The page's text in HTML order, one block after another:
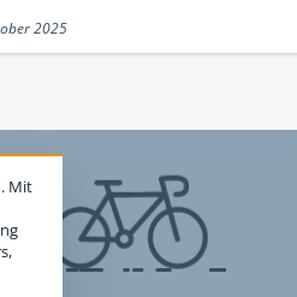
2025
Mit